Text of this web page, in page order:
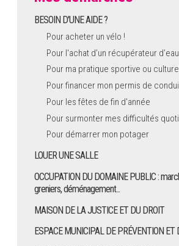
BESOIN D'UNE AIDE ?
Pour acheter un vélo !
Pour l'achat d’un récupérateur
Pour ma pratique sportive ou
Pour financer mon permis de
Pour les fêtes de fin d'année
Pour surmonter mes difficultés
Pour démarrer mon potager
LOUER UNE SALLE
OCCUPATION DU DOMAINE PUBLIC :
greniers, déménagement...
MAISON DE LA JUSTICE ET DU DROIT
ESPACE MUNICIPAL DE PRÉVENTION ET